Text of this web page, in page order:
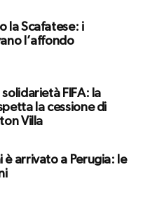
la Scafatese: i
l’affondo
FIFA: la
la cessione di
Villa
è arrivato a Perugia: le